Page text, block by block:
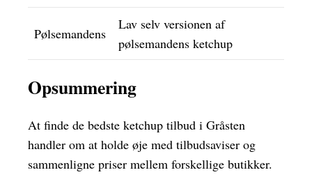
Pølsemandens
Lav selv versionen af
pølsemandens ketchup
Opsummering
At finde de bedste ketchup tilbud i Gråsten
handler om at holde øje med tilbudsaviser og
sammenligne priser mellem forskellige butikker.